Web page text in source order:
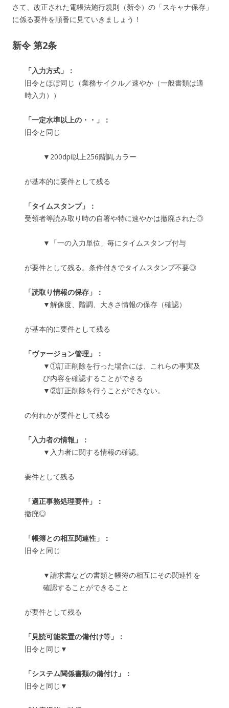
さて、改正された電帳法施行規則（新令）の「スキャナ保存」
に係る要件を順番に見ていきましょう！
新令 第2条
「入力方式」：
旧令とほぼ同じ（業務サイクル／速やか（一般書類は適
時入力））
「一定水準以上の・・」：
旧令と同じ
▼200dpi以上256階調,カラー
が基本的に要件として残る
「タイムスタンプ」：
受領者等読み取り時の自署や特に速やかは撤廃された◎
▼「一の入力単位」毎にタイムスタンプ付与
が要件として残る。条件付きでタイムスタンプ不要◎
「読取り情報の保存」：
▼解像度、階調、大きさ情報の保存（確認）
が基本的に要件として残る
「ヴァージョン管理」：
▼①訂正削除を行った場合には、これらの事実及
び内容を確認することができる
▼②訂正削除を行うことができない。
の何れかが要件として残る
「入力者の情報」：
▼入力者に関する情報の確認。
要件として残る
「適正事務処理要件」：
撤廃◎
「帳簿との相互関連性」：
旧令と同じ
▼請求書などの書類と帳簿の相互にその関連性を
確認することができること
が要件として残る
「見読可能装置の備付け等」：
旧令と同じ▼
「システム関係書類の備付け」：
旧令と同じ▼